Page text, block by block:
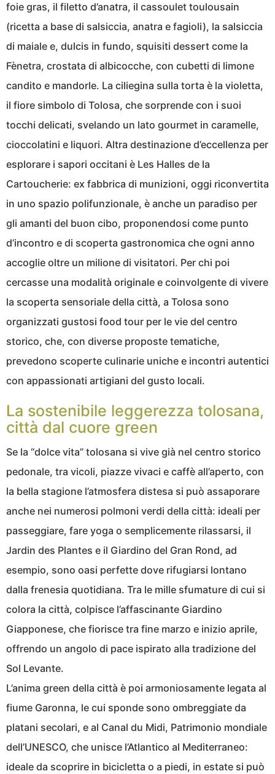
foie gras, il filetto d’anatra, il cassoulet toulousain
(ricetta a base di salsiccia, anatra e fagioli), la salsiccia
di maiale e, dulcis in fundo, squisiti dessert come la
Fènetra, crostata di albicocche, con cubetti di limone
candito e mandorle. La ciliegina sulla torta è la violetta,
il fiore simbolo di Tolosa, che sorprende con i suoi
tocchi delicati, svelando un lato gourmet in caramelle,
cioccolatini e liquori. Altra destinazione d’eccellenza per
esplorare i sapori occitani è Les Halles de la
Cartoucherie: ex fabbrica di munizioni, oggi riconvertita
in uno spazio polifunzionale, è anche un paradiso per
gli amanti del buon cibo, proponendosi come punto
d’incontro e di scoperta gastronomica che ogni anno
accoglie oltre un milione di visitatori. Per chi poi
cercasse una modalità originale e coinvolgente di vivere
la scoperta sensoriale della città, a Tolosa sono
organizzati gustosi food tour per le vie del centro
storico, che, con diverse proposte tematiche,
prevedono scoperte culinarie uniche e incontri autentici
con appassionati artigiani del gusto locali.
La sostenibile leggerezza tolosana,
città dal cuore green
Se la “dolce vita” tolosana si vive già nel centro storico
pedonale, tra vicoli, piazze vivaci e caffè all’aperto, con
la bella stagione l’atmosfera distesa si può assaporare
anche nei numerosi polmoni verdi della città: ideali per
passeggiare, fare yoga o semplicemente rilassarsi, il
Jardin des Plantes e il Giardino del Gran Rond, ad
esempio, sono oasi perfette dove rifugiarsi lontano
dalla frenesia quotidiana. Tra le mille sfumature di cui si
colora la città, colpisce l’affascinante Giardino
Giapponese, che fiorisce tra fine marzo e inizio aprile,
offrendo un angolo di pace ispirato alla tradizione del
Sol Levante.
L’anima green della città è poi armoniosamente legata al
fiume Garonna, le cui sponde sono ombreggiate da
platani secolari, e al Canal du Midi, Patrimonio mondiale
dell’UNESCO, che unisce l’Atlantico al Mediterraneo:
ideale da scoprire in bicicletta o a piedi, in estate si può